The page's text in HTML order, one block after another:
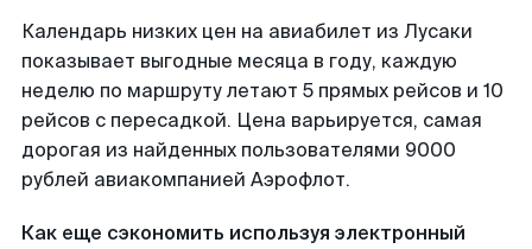
Календарь низких цен на авиабилет из Лусаки
показывает выгодные месяца в году, каждую
неделю по маршруту летают 5 прямых рейсов и 10
рейсов с пересадкой. Цена варьируется, самая
дорогая из найденных пользователями 9000
рублей авиакомпанией Аэрофлот.
Как еще сэкономить используя электронный